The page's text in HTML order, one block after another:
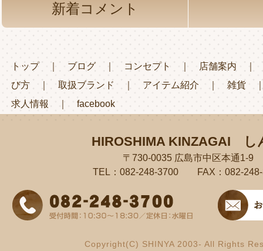
新着コメント
トップ｜ ブログ コンセプト 店舗案内
び方
取扱ブランド アイテム紹介 雑貨
求人情報 ｜ facebook
HIROSHIMA KINZAGAI し
〒730-0035 広島市中区本通1-9
TEL：082-248-3700 FAX：082-248-
Copyright(C) SHINYA 2003- All Rights